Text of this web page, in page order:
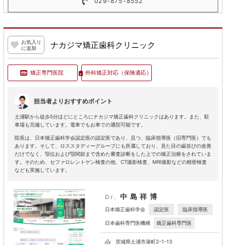
お気入り
に追加
ナカジマ矯正歯科クリニック
矯正専門医院 外科矯正対応（保険適応）
担当者よりおすすめポイント
土浦駅から徒歩5分ほどにところにナカジマ矯正歯科クリニックはあります。また、駐
車場も完備しています。電車でもお車での通院可能です。
院長は、日本矯正歯科学会認定医の認定医であり、且つ、臨床指導医（旧専門医）でも
あります。そして、ロススタディーグループにも所属しており、見た目の歯並びの改善
だけでなく、顎位および顎関節まで含めた審査診断をした上での矯正治療をされていま
す。そのため、セファロレントゲン検査の他、CT撮影検査、MRI撮影などの精密検査
なども実施しています。
Dr. 中島祥博
日本矯正歯科学会 認定医 臨床指導医
日本歯科専門医機構 矯正歯科専門医
茨城県土浦市港町2-1-13